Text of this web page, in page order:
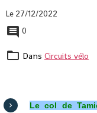
Le 27/12/2022
0
Dans Circuits vélo
Le col de